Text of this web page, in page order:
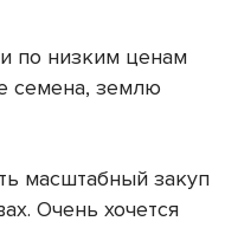
по низким ценам
семена, землю
масштабный закуп
Очень хочется